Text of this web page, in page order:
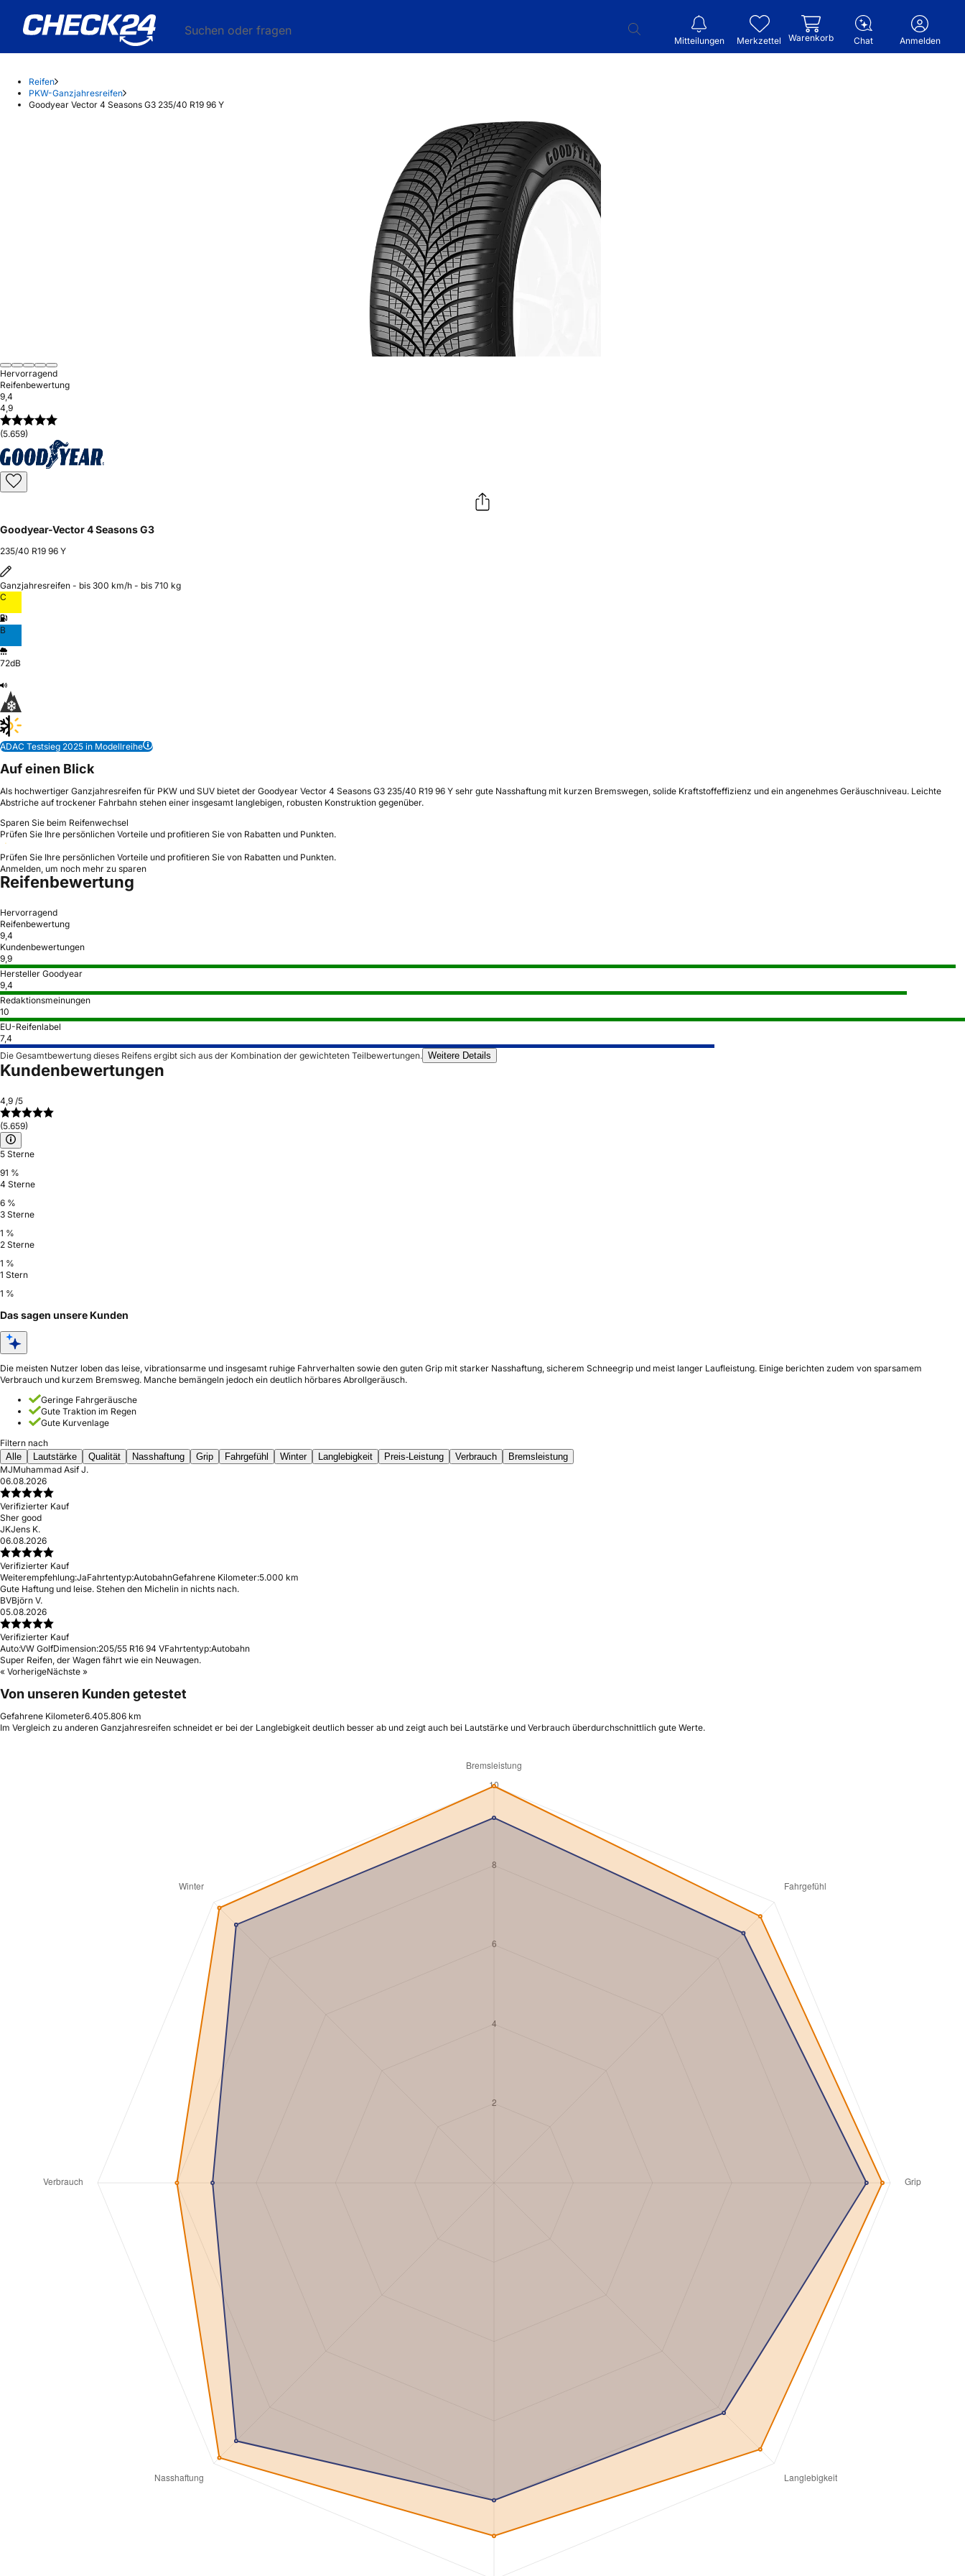
Suchen oder fragen
Mitteilungen Merkzettel Warenkorb Chat Anmelden
Reifen
PKW-Ganzjahresreifen
Goodyear Vector 4 Seasons G3 235/40 R19 96 Y
Hervorragend
Reifenbewertung
9,4
4,9
(5.659)
Goodyear-Vector 4 Seasons G3
235/40 R19 96 Y
Ganzjahresreifen - bis 300 km/h - bis 710 kg
C
B
72dB
ADAC Testsieg 2025 in Modellreihe
Auf einen Blick
Als hochwertiger Ganzjahresreifen für PKW und SUV bietet der Goodyear Vector 4 Seasons G3 235/40 R19 96 Y sehr gute Nasshaftung mit kurzen Bremswegen, solide Kraftstoffeffizienz und ein angenehmes Geräuschniveau. Leichte
Abstriche auf trockener Fahrbahn stehen einer insgesamt langlebigen, robusten Konstruktion gegenüber.
Sparen Sie beim Reifenwechsel
Prüfen Sie Ihre persönlichen Vorteile und profitieren Sie von Rabatten und Punkten.
Prüfen Sie Ihre persönlichen Vorteile und profitieren Sie von Rabatten und Punkten.
Anmelden, um noch mehr zu sparen
Reifenbewertung
Hervorragend
Reifenbewertung
9,4
Kundenbewertungen
9,9
Hersteller Goodyear
9,4
Redaktionsmeinungen
10
EU-Reifenlabel
7,4
Die Gesamtbewertung dieses Reifens ergibt sich aus der Kombination der gewichteten Teilbewertungen. Weitere Details
Kundenbewertungen
4,9 /5
(5.659)
5 Sterne
91 %
4 Sterne
6 %
3 Sterne
1 %
2 Sterne
1 %
1 Stern
1 %
Das sagen unsere Kunden
Die meisten Nutzer loben das leise, vibrationsarme und insgesamt ruhige Fahrverhalten sowie den guten Grip mit starker Nasshaftung, sicherem Schneegrip und meist langer Laufleistung. Einige berichten zudem von sparsamem
Verbrauch und kurzem Bremsweg. Manche bemängeln jedoch ein deutlich hörbares Abrollgeräusch.
Geringe Fahrgeräusche
Gute Traktion im Regen
Gute Kurvenlage
Filtern nach
Alle
Lautstärke Qualität Nasshaftung Grip Fahrgefühl Winter Langlebigkeit Preis-Leistung Verbrauch
Bremsleistung
MJMuhammad Asif J.
06.08.2026
Verifizierter Kauf
Sher good
JKJens K.
06.08.2026
Verifizierter Kauf
Weiterempfehlung:JaFahrtentyp:AutobahnGefahrene Kilometer:5.000 km
Gute Haftung und leise. Stehen den Michelin in nichts nach.
BVBjörn V.
05.08.2026
Verifizierter Kauf
Auto:VW GolfDimension:205/55 R16 94 VFahrtentyp:Autobahn
Super Reifen, der Wagen fährt wie ein Neuwagen.
« VorherigeNächste »
Von unseren Kunden getestet
Gefahrene Kilometer6.405.806 km
Im Vergleich zu anderen Ganzjahresreifen schneidet er bei der Langlebigkeit deutlich besser ab und zeigt auch bei Lautstärke und Verbrauch überdurchschnittlich gute Werte.